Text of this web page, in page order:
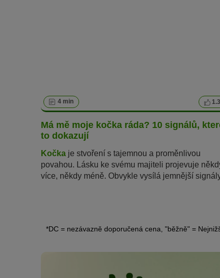
4 min
Má mě moje kočka ráda? 10 signálů,
to dokazují
Kočka je stvoření s tajemnou a proměnlivou
povahou. Lásku ke svému majiteli projevuje
více, někdy méně. Obvykle vysílá jemnější
kočka má ráda.
*DC = nezávazně doporučená cena, "běžně" =